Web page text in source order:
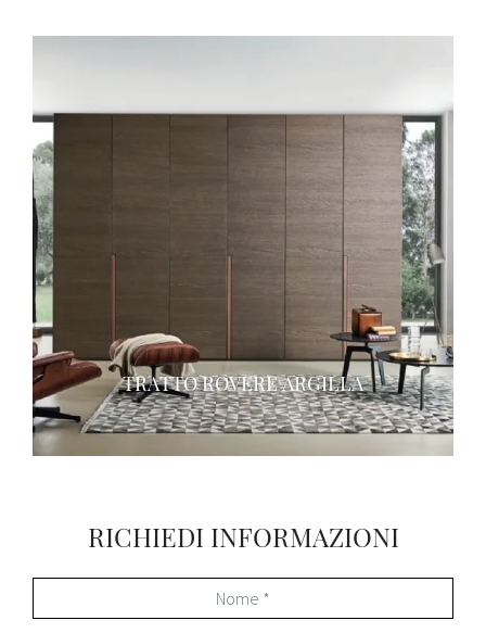
TRATTO ROVERE ARGILLA
RICHIEDI INFORMAZIONI